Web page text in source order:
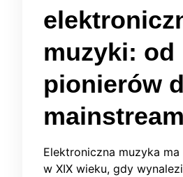
muzyki: od
pionierów
Elektroniczna muzyka
w XIX wieku, gdy